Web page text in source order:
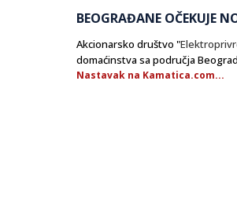
BEOGRAĐANE OČEKUJE
Akcionarsko društvo "
domaćinstva sa područja
Nastavak na Kamatica.com...